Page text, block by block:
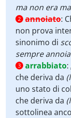
ma non era
2 annoiato:
non prova
sinonimo di
sempre
3 arrabbiato:
che deriva da
uno stato di
che deriva da
sottolinea